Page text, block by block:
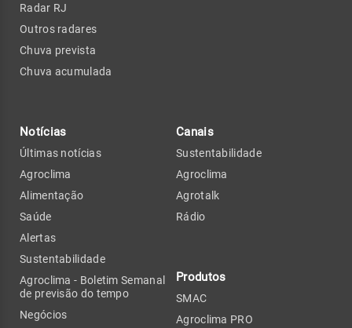
Radar RJ
Outros radares
Chuva prevista
Chuva acumulada
Notícias
Últimas notícias
Agroclima
Alimentação
Saúde
Alertas
Sustentabilidade
Agroclima - Boletim Semanal
de previsão do tempo
Negócios
Canais
Sustentabilidade
Agroclima
Agrotalk
Rádio
Produtos
SMAC
Agroclima PRO